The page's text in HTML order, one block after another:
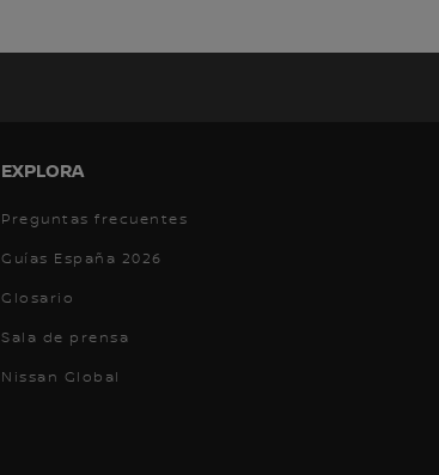
EXPLORA
Preguntas frecuentes
Guías España 2026
Glosario
Sala de prensa
Nissan Global